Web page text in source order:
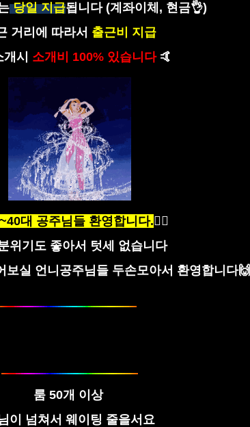
당일 지급됩니다 (계좌이체, 현금👌)
거리에 따라서 출근비 지급
시
소개비 100% 있습니다 🤙
대 공주님들 환영합니다.🙆‍♀️
위기도 좋아서 텃세 없습니다
보실 언니공주님들 두손모아서 환영합니다🙌
룸 50개 이상
이 넘쳐서 웨이팅 줄을서요